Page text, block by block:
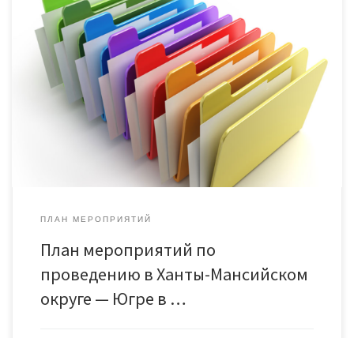
ПЛАН МЕРОПРИЯТИЙ
План мероприятий по
проведению в Ханты-Мансийском
округе — Югре в …